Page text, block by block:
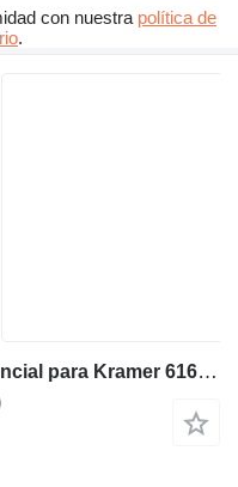
con nuestra política de
.
ZF APL-B755/S 35/9 F-48 diferencial para Kramer 616 retroexcavadora